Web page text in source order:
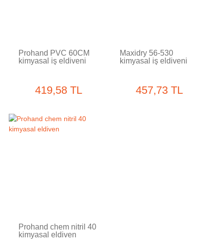
Prohand PVC 60CM
kimyasal iş eldiveni
419,58 TL
Maxidry 56-530
kimyasal iş eldiveni
457,73 TL
Prohand chem nitril 40
kimyasal eldiven